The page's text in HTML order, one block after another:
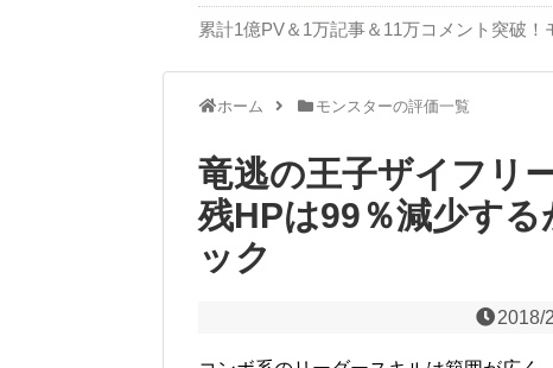
累計1億PV＆1万記事＆11万コメント突破
ホーム モンスターの評価一覧
竜逃の王子ザイフリ
残HPは99％減少す
ック
2018/